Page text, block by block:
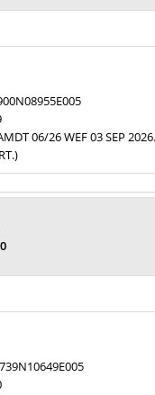
06/26 WEF 03 SEP 2026.